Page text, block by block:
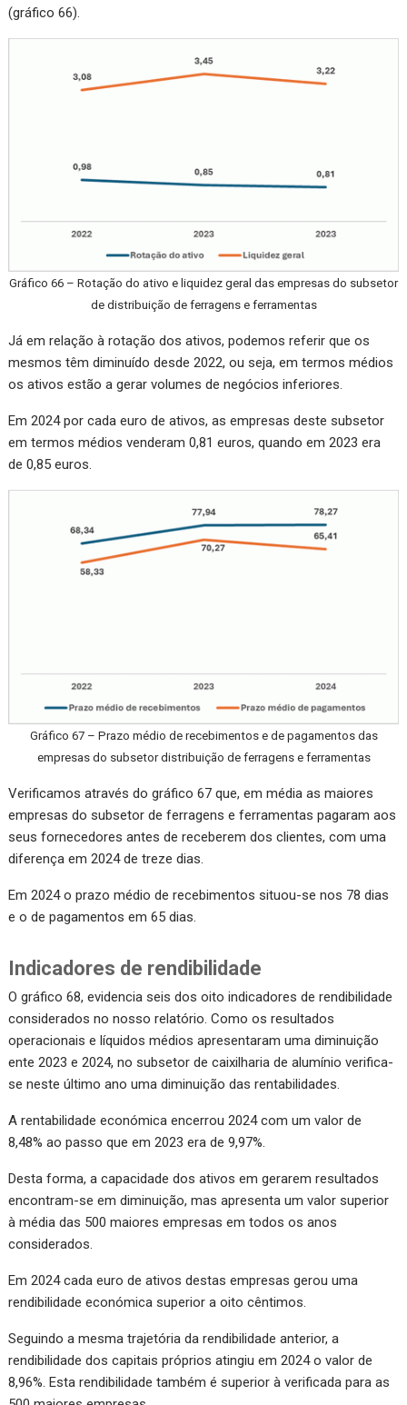
(gráfico 66).
Gráfico 66 – Rotação do ativo e liquidez geral das empresas do subsetor
de distribuição de ferragens e ferramentas
Já em relação à rotação dos ativos, podemos referir que os
mesmos têm diminuído desde 2022, ou seja, em termos médios
os ativos estão a gerar volumes de negócios inferiores.
Em 2024 por cada euro de ativos, as empresas deste subsetor
em termos médios venderam 0,81 euros, quando em 2023 era
de 0,85 euros.
Gráfico 67 – Prazo médio de recebimentos e de pagamentos das
empresas do subsetor distribuição de ferragens e ferramentas
Verificamos através do gráfico 67 que, em média as maiores
empresas do subsetor de ferragens e ferramentas pagaram aos
seus fornecedores antes de receberem dos clientes, com uma
diferença em 2024 de treze dias.
Em 2024 o prazo médio de recebimentos situou-se nos 78 dias
e o de pagamentos em 65 dias.
Indicadores de rendibilidade
O gráfico 68, evidencia seis dos oito indicadores de rendibilidade
considerados no nosso relatório. Como os resultados
operacionais e líquidos médios apresentaram uma diminuição
ente 2023 e 2024, no subsetor de caixilharia de alumínio verifica-
se neste último ano uma diminuição das rentabilidades.
A rentabilidade económica encerrou 2024 com um valor de
8,48% ao passo que em 2023 era de 9,97%.
Desta forma, a capacidade dos ativos em gerarem resultados
encontram-se em diminuição, mas apresenta um valor superior
à média das 500 maiores empresas em todos os anos
considerados.
Em 2024 cada euro de ativos destas empresas gerou uma
rendibilidade económica superior a oito cêntimos.
Seguindo a mesma trajetória da rendibilidade anterior, a
rendibilidade dos capitais próprios atingiu em 2024 o valor de
8,96%. Esta rendibilidade também é superior à verificada para as